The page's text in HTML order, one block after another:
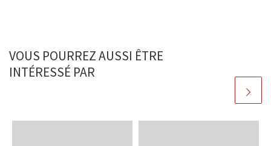
VOUS POURREZ AUSSI ÊTRE
INTÉRESSÉ PAR